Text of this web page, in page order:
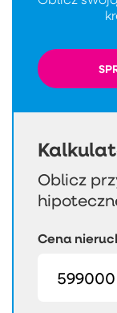
Oblicz
Cena